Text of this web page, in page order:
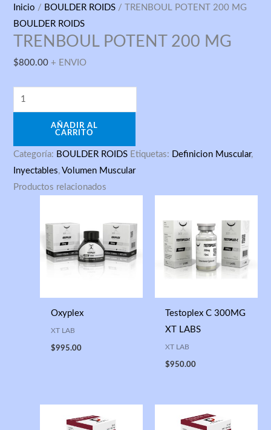
Inicio / BOULDER ROIDS / TRENBOUL POTENT 200 MG
BOULDER ROIDS
TRENBOUL POTENT 200 MG
$800.00 + ENVIO
TRENBOUL
POTENT
200
MG
AÑADIR AL
CARRITO
Categoría: BOULDER ROIDS Etiquetas: Definicion Muscular,
Inyectables,Volumen Muscular
Productos relacionados
Oxyplex
XT LAB
$995.00
Testoplex C 300MG
XT LABS
XT LAB
$950.00